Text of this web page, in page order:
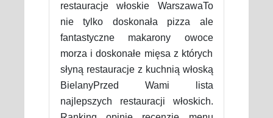
restauracje włoskie WarszawaTo
nie tylko doskonała pizza ale
fantastyczne makarony owoce
morza i doskonałe mięsa z których
słyną restauracje z kuchnią włoską
BielanyPrzed Wami lista
najlepszych restauracji włoskich.